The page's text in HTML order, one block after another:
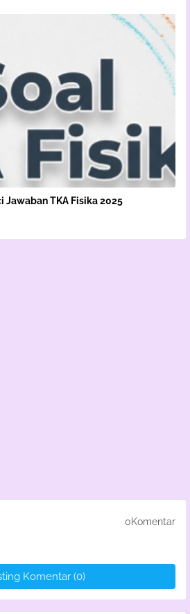
Jawaban TKA Fisika 2025
0Komentar
Komentar (0)